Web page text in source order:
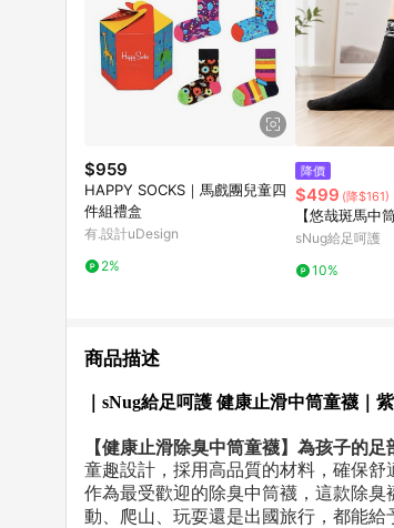
$959
HAPPY SOCKS｜馬戲團兒童四
件組禮盒
有.設計uDesign
2%
降價
$499 (降$161)
【悠哉斑馬中
sNug給足呵護
10%
商品描述
｜sNug給足呵護 健康止滑中筒童襪｜
【健康止滑除臭中筒童襪】為孩子的
童趣設計，採用高品質的材料，確保舒
作為最受歡迎的除臭中筒襪，這款除
動、爬山、玩耍還是出國旅行，都能給